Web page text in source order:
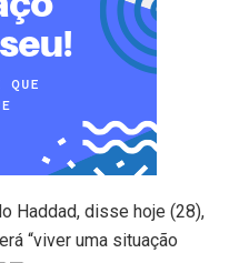
Haddad, disse hoje (28),
“viver uma situação